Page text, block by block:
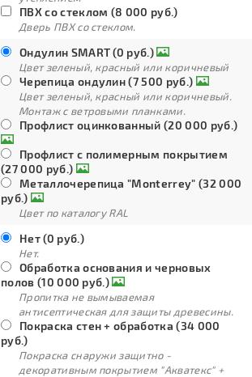
ПВХ со стеклом (8 000 руб.)
Дверь ПВХ со стеклом.
Ондулин SMART (0 руб.)
Цвет зеленый, красный или коричневый
Черепица ондулин (7 500 руб.)
Цвет зеленый, красный или коричневый.
Монтаж с ветровыми планками.
Профлист оцинкованный (20 000 руб.)
Профлист с полимерным покрытием
(27 000 руб.)
Металлочерепица "Monterrey" (32 000
руб.)
Цвет по каталогу RAL
Нет (0 руб.)
Нет.
Обработка основания и черновых
полов (10 000 руб.)
Пропитка не вымываемая
антисептическая для защиты древесины.
Покраска стен + обработка (34 000
руб.)
Покраска снаружи защитно -
декоративным покрытием "Акватекс" +